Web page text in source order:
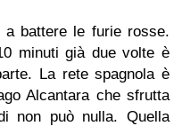
a battere le furie rosse.
minuti già due volte è
La rete spagnola è
Alcantara che sfrutta
non può nulla. Quella